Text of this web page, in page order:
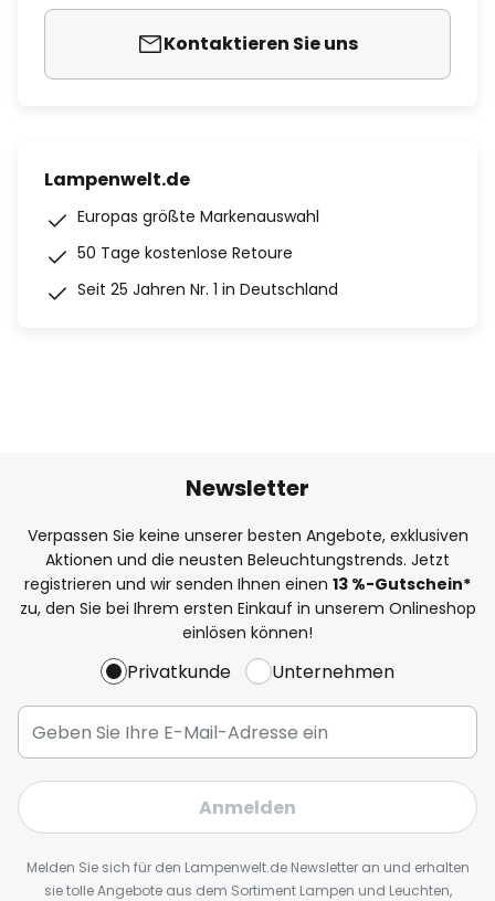
Kontaktieren Sie uns
Lampenwelt.de
Europas größte Markenauswahl
50 Tage kostenlose Retoure
Seit 25 Jahren Nr. 1 in Deutschland
Newsletter
Verpassen Sie keine unserer besten Angebote, exklusiven
Aktionen und die neusten Beleuchtungstrends. Jetzt
registrieren und wir senden Ihnen einen 13 %-Gutschein*
zu, den Sie bei Ihrem ersten Einkauf in unserem Onlineshop
einlösen können!
Privatkunde Unternehmen
Anmelden
Melden Sie sich für den Lampenwelt.de Newsletter an und erhalten
sie tolle Angebote aus dem Sortiment Lampen und Leuchten,